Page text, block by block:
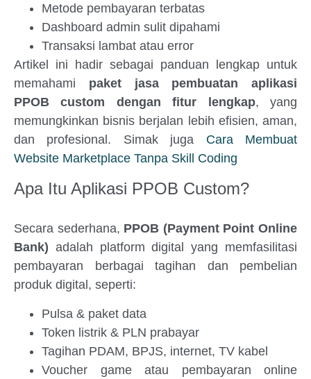
Metode pembayaran terbatas
Dashboard admin sulit dipahami
Transaksi lambat atau error
Artikel ini hadir sebagai panduan lengkap untuk
memahami paket jasa pembuatan aplikasi
PPOB custom dengan fitur lengkap, yang
memungkinkan bisnis berjalan lebih efisien, aman,
dan profesional. Simak juga Cara Membuat
Website Marketplace Tanpa Skill Coding
Apa Itu Aplikasi PPOB Custom?
Secara sederhana, PPOB (Payment Point Online
Bank) adalah platform digital yang memfasilitasi
pembayaran berbagai tagihan dan pembelian
produk digital, seperti:
Pulsa & paket data
Token listrik & PLN prabayar
Tagihan PDAM, BPJS, internet, TV kabel
Voucher game atau pembayaran online